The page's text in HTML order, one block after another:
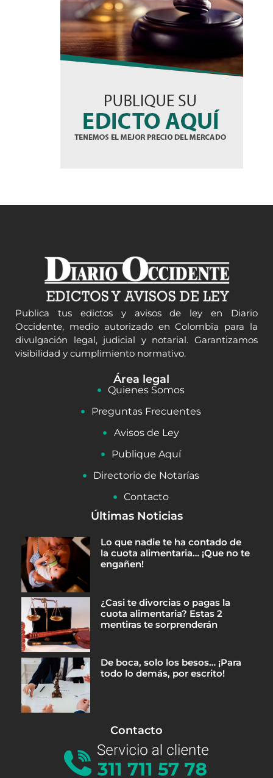
Publica tus edictos y avisos de ley en Diario
Occidente, medio autorizado en Colombia para la
divulgación legal, judicial y notarial. Garantizamos
visibilidad y cumplimiento normativo.
Área legal
Quienes Somos
Preguntas Frecuentes
Avisos de Ley
Publique Aquí
Directorio de Notarías
Contacto
Últimas Noticias
Lo que nadie te ha contado de
la cuota alimentaria… ¡Que no te
engañen!
¿Casi te divorcias o pagas la
cuota alimentaria? Estas 2
mentiras te sorprenderán
De boca, solo los besos… ¡Para
todo lo demás, por escrito!
Contacto